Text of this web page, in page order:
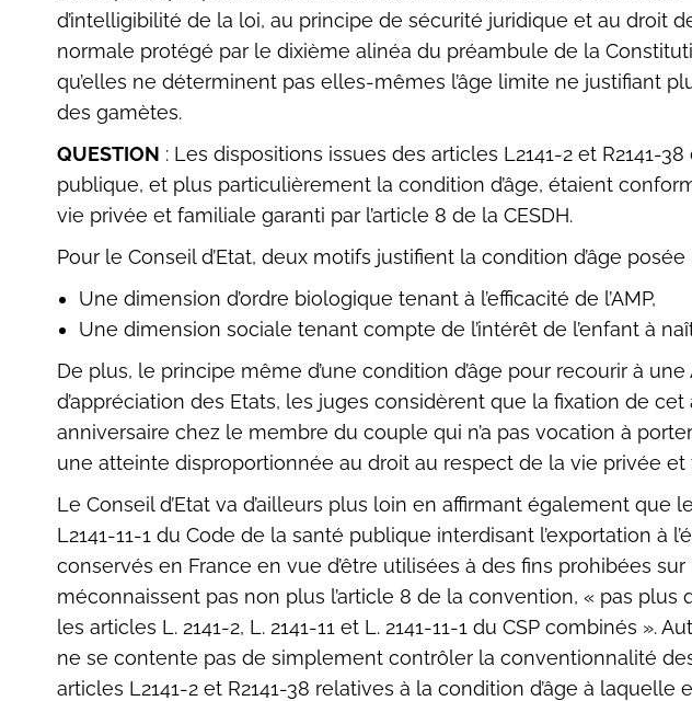
d’intelligibilité de la loi, au principe de sécurité juridique et au droit
normale protégé par le dixième alinéa du préambule de la
qu’elles ne déterminent pas elles-mêmes l’âge limite ne justifiant
des gamètes.
QUESTION : Les dispositions issues des articles L2141-2 et R2141-
publique, et plus particulièrement la condition d’âge, étaient
vie privée et familiale garanti par l’article 8 de la CESDH.
Pour le Conseil d’Etat, deux motifs justifient la condition d’âge
Une dimension d’ordre biologique tenant à l’efficacité de l’AMP,
Une dimension sociale tenant compte de l’intérêt de l’enfant à
De plus, le principe même d’une condition d’âge pour recourir à
d’appréciation des Etats, les juges considèrent que la fixation de
anniversaire chez le membre du couple qui n’a pas vocation à
une atteinte disproportionnée au droit au respect de la vie privée et
Le Conseil d’Etat va d’ailleurs plus loin en affirmant également que
L2141-11-1 du Code de la santé publique interdisant l’exportation à
conservés en France en vue d’être utilisées à des fins prohibées
méconnaissent pas non plus l’article 8 de la convention, « pas
les articles L. 2141-2, L. 2141-11 et L. 2141-11-1 du CSP combinés ».
ne se contente pas de simplement contrôler la conventionnalité
articles L2141-2 et R2141-38 relatives à la condition d’âge à